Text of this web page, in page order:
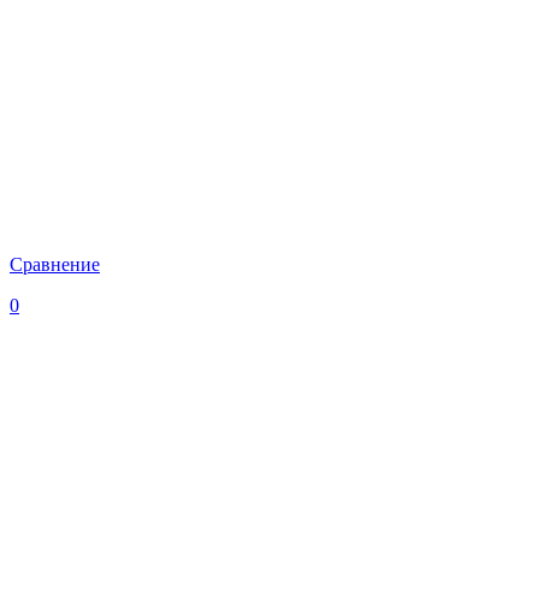
Сравнение
0